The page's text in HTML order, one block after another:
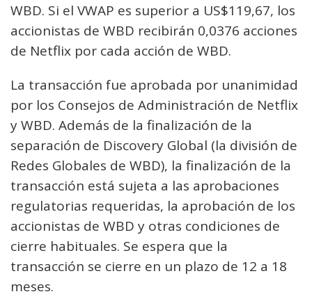
WBD. Si el VWAP es superior a US$119,67, los
accionistas de WBD recibirán 0,0376 acciones
de Netflix por cada acción de WBD.
La transacción fue aprobada por unanimidad
por los Consejos de Administración de Netflix
y WBD. Además de la finalización de la
separación de Discovery Global (la división de
Redes Globales de WBD), la finalización de la
transacción está sujeta a las aprobaciones
regulatorias requeridas, la aprobación de los
accionistas de WBD y otras condiciones de
cierre habituales. Se espera que la
transacción se cierre en un plazo de 12 a 18
meses.